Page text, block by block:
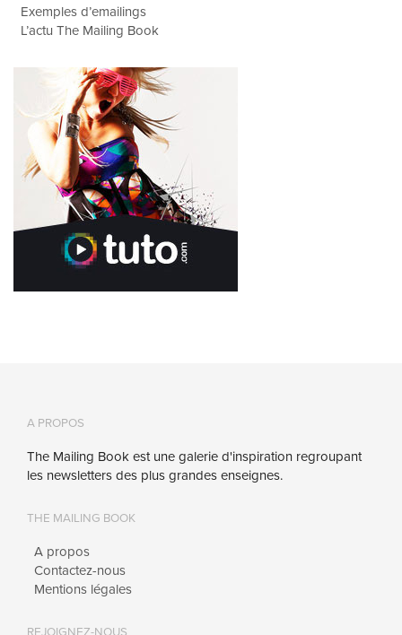
Exemples d’emailings
L’actu The Mailing Book
A PROPOS
The Mailing Book est une galerie d'inspiration regroupant
les newsletters des plus grandes enseignes.
THE MAILING BOOK
A propos
Contactez-nous
Mentions légales